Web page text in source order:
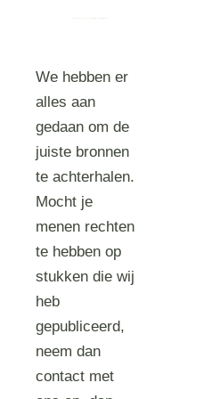
We hebben er
alles aan
gedaan om de
juiste bronnen
te achterhalen.
Mocht je
menen rechten
te hebben op
stukken die wij
heb
gepubliceerd,
neem dan
contact met